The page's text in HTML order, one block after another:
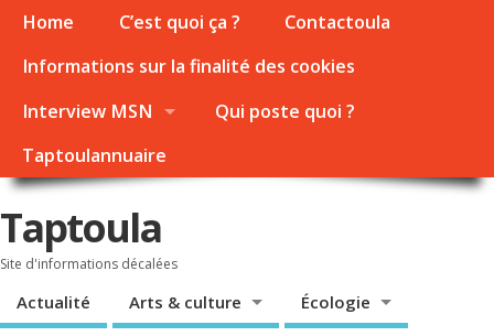
Home C’est quoi ça ?
Contactoula
Informations sur la finalité des cookies
Interview MSN
Qui poste quoi ?
Taptoulannuaire
Taptoula
Site d'informations décalées
Actualité Arts & culture Écologie